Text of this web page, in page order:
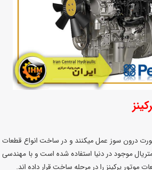
درون سوز عمل میکنند و در ساخت انواع قطعات
متریال موجود در دنیا استفاده شده است و با مهندسی
موتور پرکینز را در مرحله ساخت قرار داده اند.